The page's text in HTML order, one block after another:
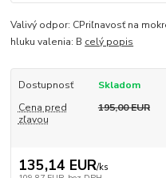
Valivý odpor: CPriľnavosť na
hluku valenia: B celý popis
Dostupnosť
Skladom
Cena pred
zľavou
195,00 EUR
135,14 EUR/ks